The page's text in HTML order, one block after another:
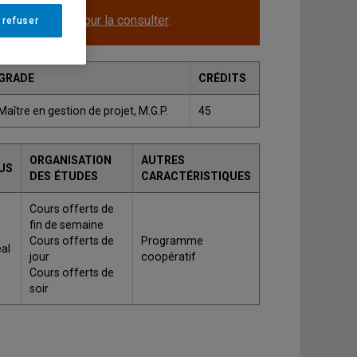
Cliquez ici pour la consulter.
CRÉDITS
Maître en gestion de projet, M.G.P. 45
ORGANISATION
DES ÉTUDES
AUTRES
CARACTÉRISTIQUES
Cours offerts de
fin de semaine
Cours offerts de
jour
Cours offerts de
soir
Programme
coopératif
refuser